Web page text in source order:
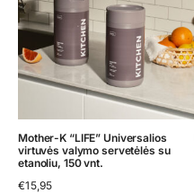
Mother-K “LIFE” Universalios
virtuvės valymo servetėlės su
etanoliu, 150 vnt.
€15,95